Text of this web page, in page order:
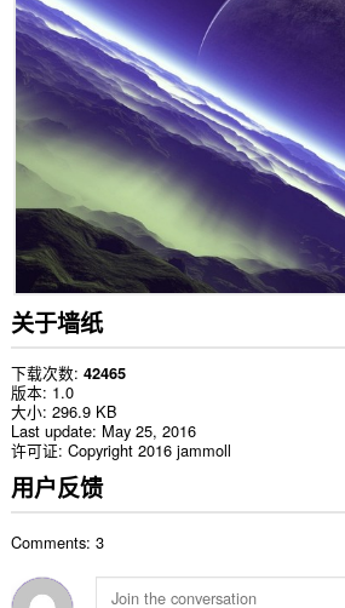
关于墙纸
下载次数 42465
版本 1.0
大小 296.9 KB
Last update May 25, 2016
许可证 Copyright 2016 jammoll
用户反馈
Comments: 3